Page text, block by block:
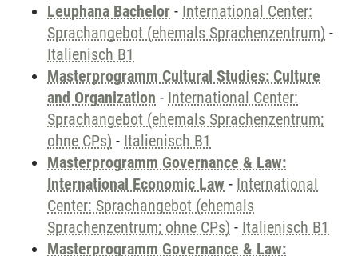
Leuphana Bachelor - International Center:
Sprachangebot (ehemals Sprachenzentrum) -
Italienisch B1
Masterprogramm Cultural Studies: Culture
and Organization - International Center:
Sprachangebot (ehemals Sprachenzentrum;
ohne CPs) - Italienisch B1
Masterprogramm Governance & Law:
International Economic Law - International
Center: Sprachangebot (ehemals
Sprachenzentrum; ohne CPs) - Italienisch B1
Masterprogramm Governance & Law: